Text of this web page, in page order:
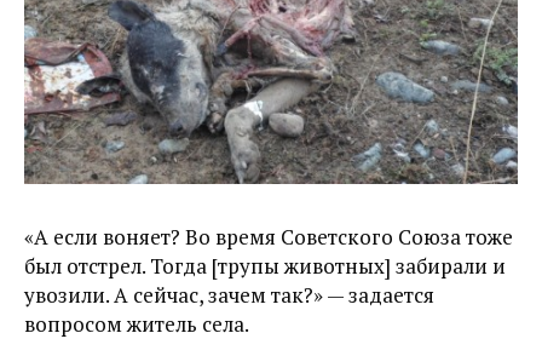
«А если воняет? Во время Советского Союза тоже
был отстрел. Тогда [трупы животных] забирали и
увозили. А сейчас, зачем так?» — задается
вопросом житель села.